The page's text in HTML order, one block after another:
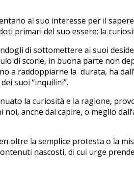
al suo interesse per il
primari del suo essere: la
di sottomettere ai suoi
di scorie, in buona parte non
a raddoppiarne la durata, ha
suoi “inquilini”.
la curiosità e la ragione,
anche dal capire, o meglio
oltre la semplice protesta o la
nascosti, di cui urge